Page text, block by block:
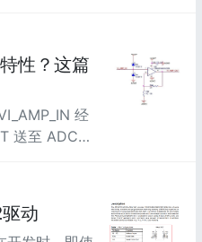
的难度，帮
序。
性？这篇
经
送至 ADC
，D4 为运放
电压比电源
通压降）或
动